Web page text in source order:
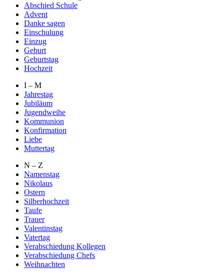
Abschied Schule
Advent
Danke sagen
Einschulung
Einzug
Geburt
Geburtstag
Hochzeit
I – M
Jahrestag
Jubiläum
Jugendweihe
Kommunion
Konfirmation
Liebe
Muttertag
N – Z
Namenstag
Nikolaus
Ostern
Silberhochzeit
Taufe
Trauer
Valentinstag
Vatertag
Verabschiedung Kollegen
Verabschiedung Chefs
Weihnachten